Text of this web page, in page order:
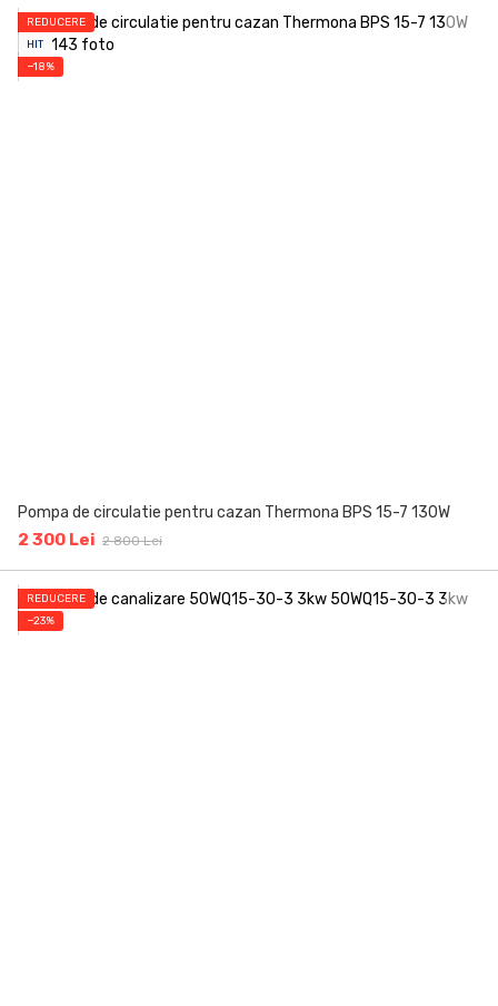
REDUCERE
HIT
−18%
Pompa de circulatie pentru cazan Thermona BPS 15-7 130W
2 300 Lei 2 800 Lei
REDUCERE
−23%